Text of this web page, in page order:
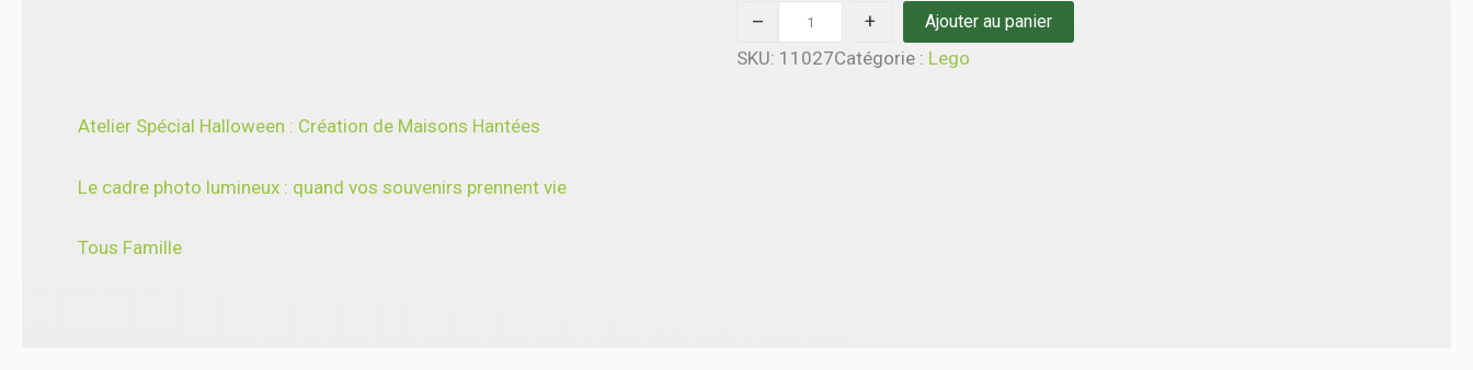
– + Ajouter au panier
SKU: 11027Catégorie : Lego
Atelier Spécial Halloween : Création de Maisons Hantées
Le cadre photo lumineux : quand vos souvenirs prennent vie
Tous Famille